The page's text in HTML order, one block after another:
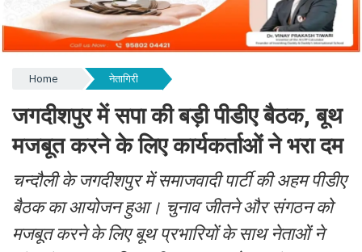
Home नेतागिरी
जगदीशपुर में सपा की बड़ी पीडीए बैठक, बूथ
मजबूत करने के लिए कार्यकर्ताओं ने भरा दम
चन्दौली के जगदीशपुर में समाजवादी पार्टी की अहम पीडीए
बैठक का आयोजन हुआ। चुनाव जीतने और संगठन को
मजबूत करने के लिए बूथ प्रभारियों के साथ नेताओं ने